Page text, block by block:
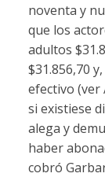
noventa y
que los
adultos
$31.856,70
efectivo (ver
si existiese
alega y
haber
cobró